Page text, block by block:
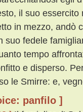
il suo essercito
in mezzo, andò
suo fedele
tempo
e disperso.
le Smirre: e,
panfilo ]